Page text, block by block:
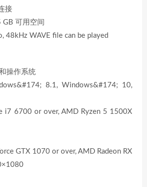
接
可用空间
48kHz WAVE file can be played
操作系统
8.1, Windows&#174; 10,
i7 6700 or over, AMD Ryzen 5 1500X
GTX 1070 or over, AMD Radeon RX